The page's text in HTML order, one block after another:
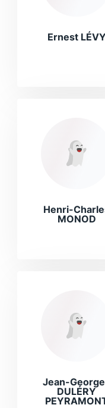
Ernest LÉVY
Henri-
MONOD
Jean-
DULÉRY